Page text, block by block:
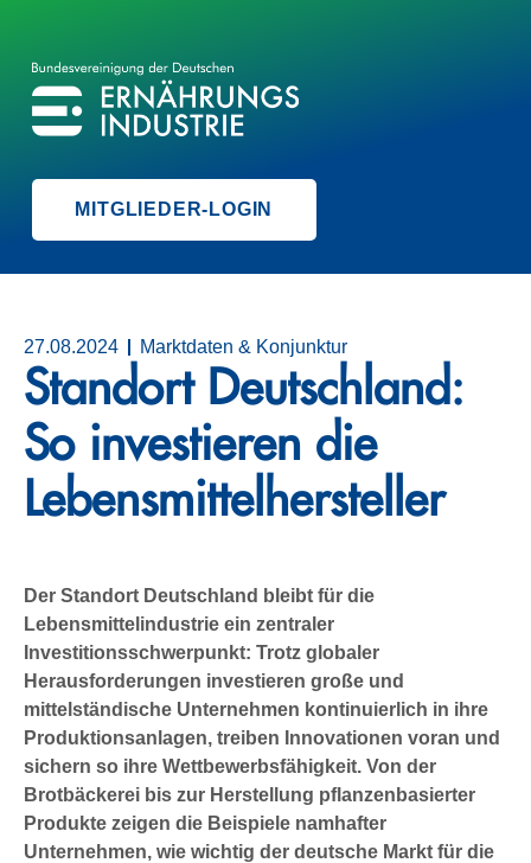
BVE
BUNDESVEREINIGUNG DER ERNÄHRUNGSINDUSTRIE
MITGLIEDER-LOGIN
27.08.2024 Marktdaten & Konjunktur
Standort Deutschland:
So investieren die
Lebensmittelhersteller
Der Standort Deutschland bleibt für die
Lebensmittelindustrie ein zentraler
Investitionsschwerpunkt: Trotz globaler
Herausforderungen investieren große und
mittelständische Unternehmen kontinuierlich in ihre
Produktionsanlagen, treiben Innovationen voran und
sichern so ihre Wettbewerbsfähigkeit. Von der
Brotbäckerei bis zur Herstellung pflanzenbasierter
Produkte zeigen die Beispiele namhafter
Unternehmen, wie wichtig der deutsche Markt für die